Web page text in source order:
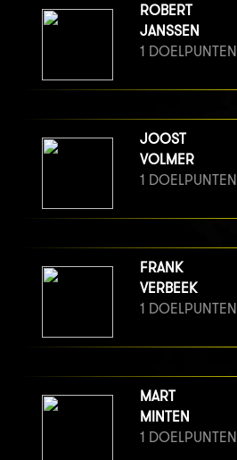
ROBERT
JANSSEN
1 DOELPUNTEN
JOOST
VOLMER
1 DOELPUNTEN
FRANK
VERBEEK
1 DOELPUNTEN
MART
MINTEN
1 DOELPUNTEN